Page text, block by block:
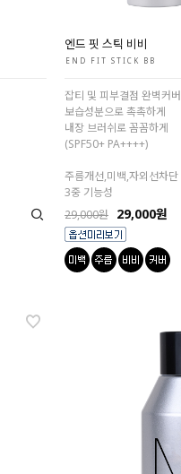
엔드 핏 스틱 비비
END FIT STICK BB
잡티 및 피부결점 완벽커버
보습성분으로 촉촉하게
내장 브러쉬로 꼼꼼하게
(SPF50+ PA++++)
주름개선,미백,자외선차단
3중 기능성
29,000원 29,000원